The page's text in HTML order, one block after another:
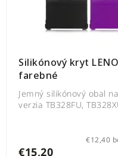
Silikónový kryt
farebné
€12,40
€15,20
Jemný silikónový obal
verzia TB328FU,